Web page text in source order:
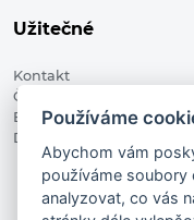
Užitečné
Kontakt
Členské organizace
Blog
Digitalizace ve vzdělávání
Používáme
Abychom vám
používáme soubory
analyzovat, co vás